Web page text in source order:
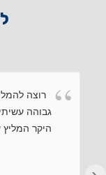
רוצה
גבוהה
היקר המליץ